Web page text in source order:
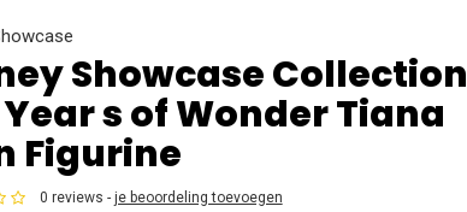
Showcase Collection
Year s of Wonder Tiana
Figurine
0 reviews - je beoordeling toevoegen